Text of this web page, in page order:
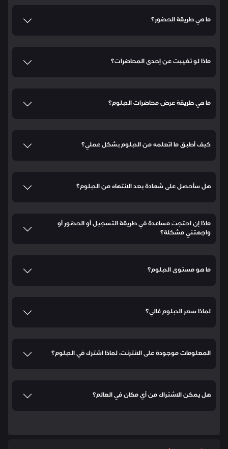
ما هي طريقة الحضور؟
ماذا لو تغيبت عن إحدى المحاضرات؟
ما هي طريقة عرض محاضرات الدبلوم؟
كيف أطبق ما اتعلمه من الدبلوم بشكل عملي؟
هل سأحصل على شهادة بعد الانتهاء من الدبلوم؟
ماذا إن احتجت مساعدة في طريقة التسجيل أو الحضور أو
واجهتني مشكلة؟
ما هو مستوى الدبلوم؟
لماذا سعر الدبلوم غالي؟
المعلومات موجودة على الانترنت، لماذا اشترك في الدبلوم؟
هل يمكن الاشتراك من أي مكان في العالم؟